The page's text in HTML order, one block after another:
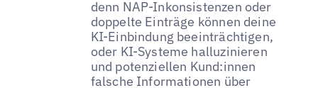
denn NAP-Inkonsistenzen oder
doppelte Einträge können deine
KI-Einbindung beeinträchtigen,
oder KI-Systeme halluzinieren
und potenziellen Kund:innen
falsche Informationen über